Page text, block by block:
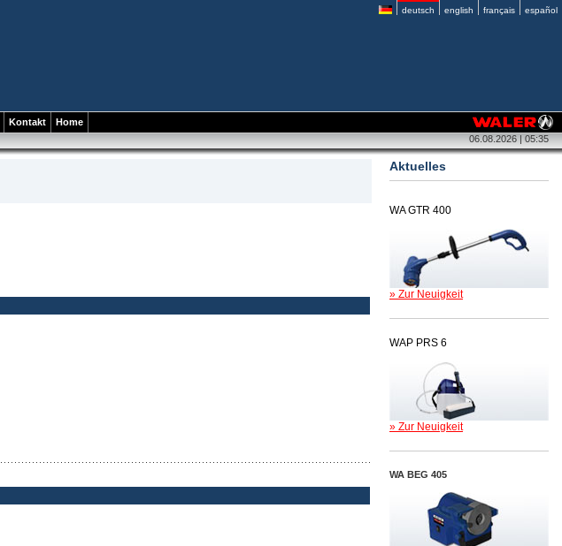
deutsch english français español
Kontakt
Home
06.08.2026 | 05:35
Aktuelles
WA GTR 400
» Zur Neuigkeit
WAP PRS 6
» Zur Neuigkeit
WA BEG 405